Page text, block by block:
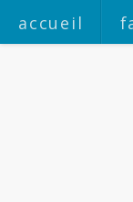
accueil